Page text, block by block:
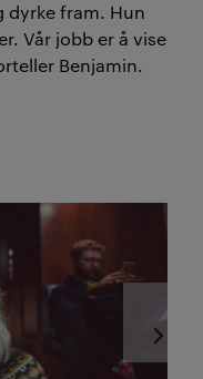
dyrke fram. Hun
Vår jobb er å vise
Benjamin.